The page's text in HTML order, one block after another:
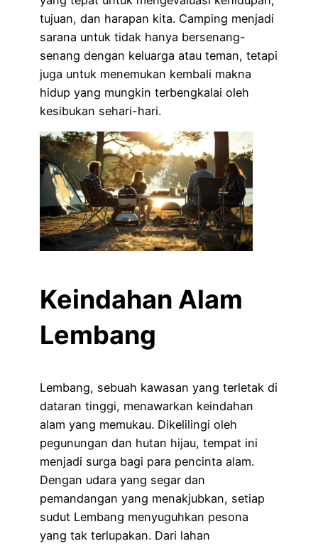
tujuan, dan harapan kita. Camping menjadi
sarana untuk tidak hanya bersenang-
senang dengan keluarga atau teman, tetapi
juga untuk menemukan kembali makna
hidup yang mungkin terbengkalai oleh
kesibukan sehari-hari.
Keindahan Alam
Lembang
Lembang, sebuah kawasan yang terletak di
dataran tinggi, menawarkan keindahan
alam yang memukau. Dikelilingi oleh
pegunungan dan hutan hijau, tempat ini
menjadi surga bagi para pencinta alam.
Dengan udara yang segar dan
pemandangan yang menakjubkan, setiap
sudut Lembang menyuguhkan pesona
yang tak terlupakan. Dari lahan